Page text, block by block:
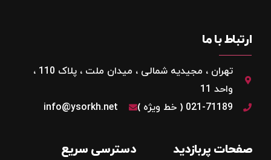
ارتباط با ما
تهران ، مجیدیه شمالی ، میدان ملت ، پلاک 110 ،
واحد 11
021-71189 ( خط ویژه )
info@ysorkh.net
صفحات پربازدید دسترسی سریع